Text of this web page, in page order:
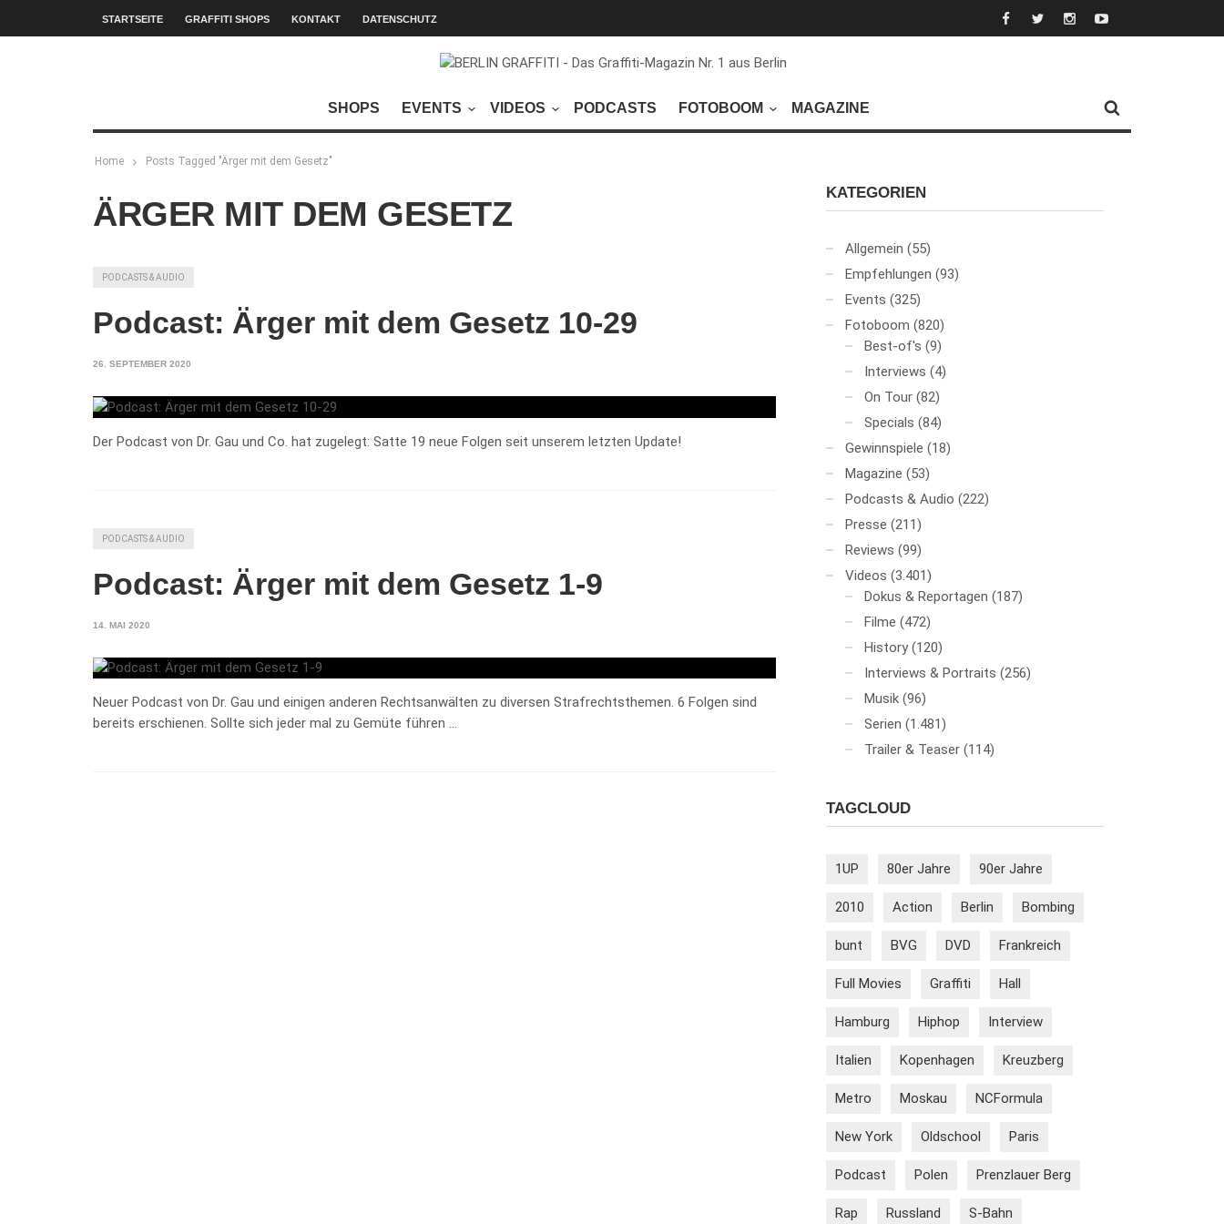
STARTSEITE GRAFFITI SHOPS KONTAKT DATENSCHUTZ
SHOPS EVENTS VIDEOS PODCASTS FOTOBOOM MAGAZINE
Home Posts Tagged "Ärger mit dem Gesetz"
ÄRGER MIT DEM GESETZ
PODCASTS & AUDIO
Podcast: Ärger mit dem Gesetz 10-29
26. SEPTEMBER 2020
Der Podcast von Dr. Gau und Co. hat zugelegt: Satte 19 neue Folgen seit unserem letzten Update!
PODCASTS & AUDIO
Podcast: Ärger mit dem Gesetz 1-9
14. MAI 2020
Neuer Podcast von Dr. Gau und einigen anderen Rechtsanwälten zu diversen Strafrechtsthemen. 6 Folgen sind
bereits erschienen. Sollte sich jeder mal zu Gemüte führen …
KATEGORIEN
Allgemein (55)
Empfehlungen (93)
Events (325)
Fotoboom (820)
Best-of's (9)
Interviews (4)
On Tour (82)
Specials (84)
Gewinnspiele (18)
Magazine (53)
Podcasts & Audio (222)
Presse (211)
Reviews (99)
Videos (3.401)
Dokus & Reportagen (187)
Filme (472)
History (120)
Interviews & Portraits (256)
Musik (96)
Serien (1.481)
Trailer & Teaser (114)
TAGCLOUD
1UP 80er Jahre 90er Jahre
2010 Action Berlin Bombing
bunt BVG DVD Frankreich
Full Movies Graffiti Hall
Hamburg Hiphop Interview
Italien Kopenhagen Kreuzberg
Metro Moskau NCFormula
New York Oldschool Paris
Podcast Polen Prenzlauer Berg
Rap Russland S-Bahn